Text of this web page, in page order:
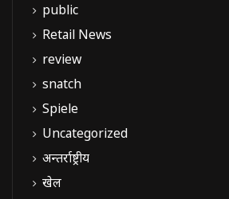
public
Retail News
review
snatch
Spiele
Uncategorized
अन्तर्राष्ट्रीय
खेल